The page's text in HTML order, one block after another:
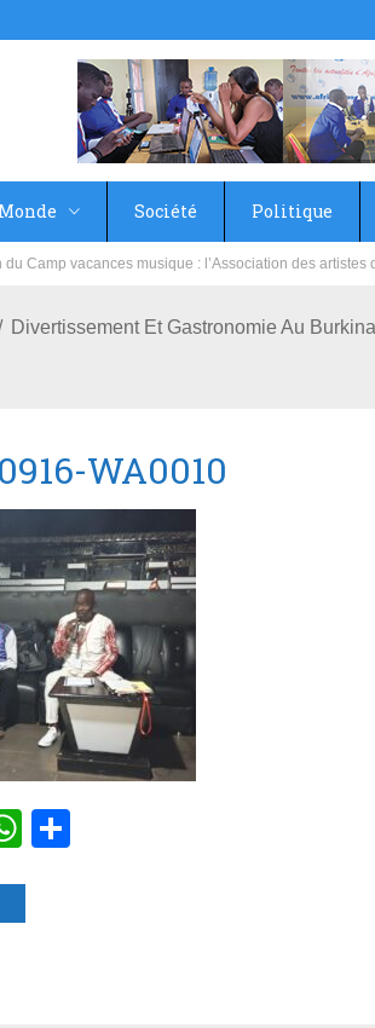
Monde Société Politique
: la fédération de la Russie rénove les écoles primaire
Divertissement Et Gastronomie Au
WA0010
WhatsApp